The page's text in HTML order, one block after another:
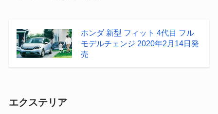
ホンダ 新型 フィット 4代目 フル
モデルチェンジ 2020年2月14日発
売
エクステリア